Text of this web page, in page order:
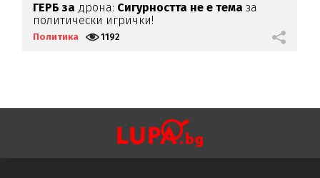
ГЕРБ за дрона: Сигурността не е темаза
политически игрички!
Политика 1192